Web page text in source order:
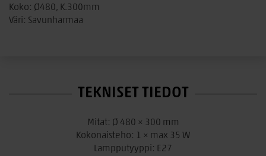
Koko: Ø480, K.300mm
Väri: Savunharmaa
TEKNISET TIEDOT
Mitat: Ø 480 × 300 mm
Kokonaisteho: 1 × max 35 W
Lampputyyppi: E27